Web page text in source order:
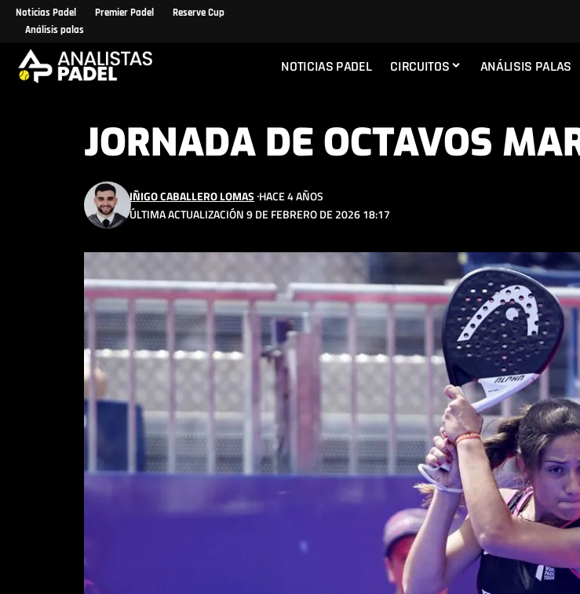
Noticias Padel Premier Padel
Reserve Cup
Análisis palas
NOTICIAS PADEL CIRCUITOS ANÁLISIS PALAS
JORNADA DE OCTAVOS
ÚLTIMA ACTUALIZACIÓN 9 DE FEBRERO DE 2026 18:17
IÑIGO CABALLERO LOMAS HACE 4 AÑOS